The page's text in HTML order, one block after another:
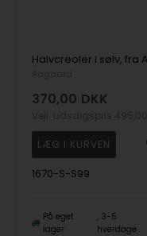
370,00 DKK
1670-S-S99
På eget
lager
3-5
hverdage